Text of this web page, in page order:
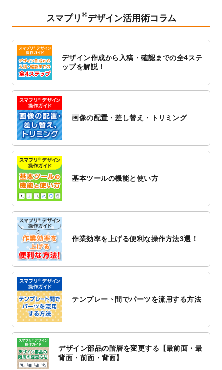
追加しました。
2023/1/13
4月始まりのカレンダーデザインテンプレー
2023/1/5
スタンプカードのデザインテンプレート
追加しました。
2022/12/26
止のお知らせ
2022/12/16
トを公開いたしました。
2022/12/1
2022/11/25
【新商品】封筒が作成できるようになりま
2022/11/25
【新商品】クリアファイルが作成できるよ
2022/11/4
しました。
2022/10/26
レートを追加しました。
2022/10/26
追加しました。
2022/10/20
2022/10/14
年賀ポスターのデザインテンプレートを公
2022/10/6
チラシ作成からポスティング配布注文まで
2022/10/1
2023年版1月始まりのカレンダーデザイン
スマプリ ®デザイン活用術コラム
デザイン作成から入稿・確認までの全4ステ
ップを解説！
画像の配置・差し替え・トリミング
基本ツールの機能と使い方
作業効率を上げる便利な操作方法3選！
テンプレート間でパーツを流用する方法
デザイン部品の階層を変更する【最前面・最
背面・前面・背面】